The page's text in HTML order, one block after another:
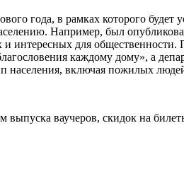
года, в рамках которого будет
Например, был
интересных для
каждому дому», а
населения, включая пожилых
ваучеров, скидок на